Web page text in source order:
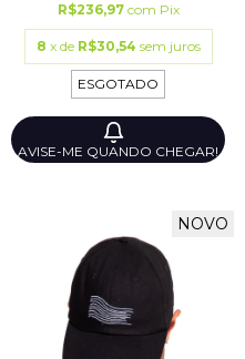
R$236,97 com Pix
8 x de R$30,54 sem juros
ESGOTADO
AVISE-ME QUANDO CHEGAR!
NOVO